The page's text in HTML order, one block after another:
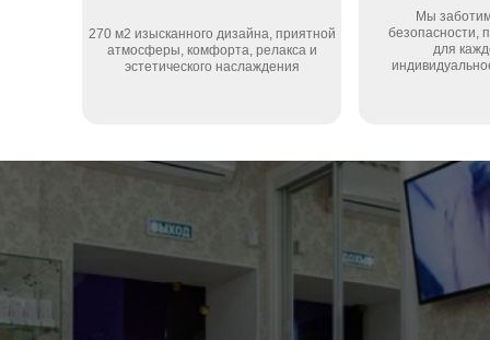
270 м2 изысканного дизайна, приятной
атмосферы, комфорта, релакса и
эстетического наслаждения
Мы
безопасности,
для